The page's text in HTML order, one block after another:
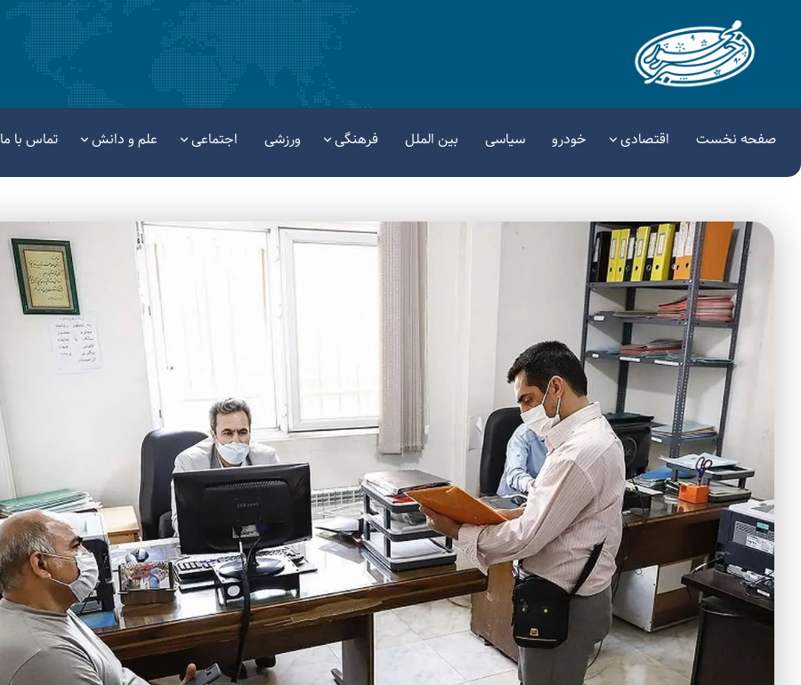
صفحه نخست اقتصادی خودرو سیاسی بین الملل فرهنگی ورزشی اجتماعی علم و دانش تماس با ما